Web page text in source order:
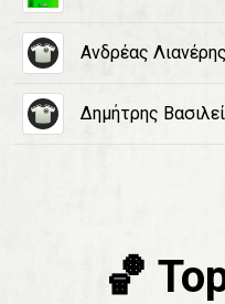
Ανδρέας Λιανέρης
Δημήτρης
🏀